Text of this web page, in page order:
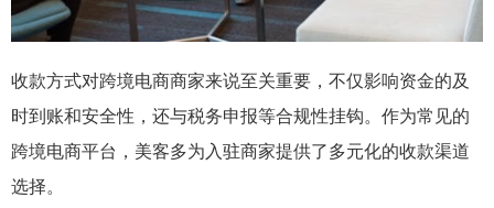
收款方式对跨境电商商家来说至关重要，不仅影响资金的及
时到账和安全性，还与税务申报等合规性挂钩。作为常见的
跨境电商平台，美客多为入驻商家提供了多元化的收款渠道
选择。